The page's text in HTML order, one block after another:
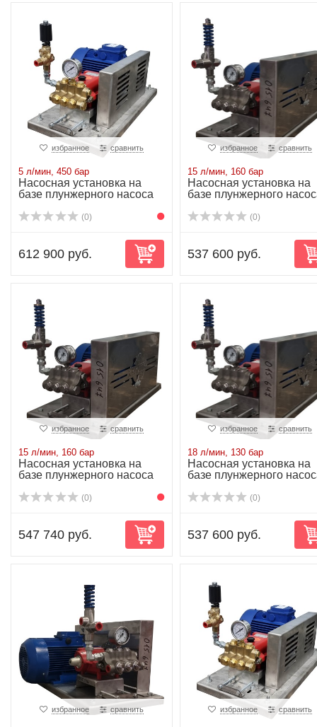
избранное сравнить
5 л/мин, 450 бар
Насосная установка на
базе плунжерного насоса
(0)
612 900 руб.
избранное сравнить
15 л/мин, 160 бар
Насосная установка на
базе плунжерного
(0)
537 600 руб.
избранное сравнить
15 л/мин, 160 бар
Насосная установка на
базе плунжерного насоса
(0)
547 740 руб.
избранное сравнить
18 л/мин, 130 бар
Насосная установка на
базе плунжерного
(0)
537 600 руб.
избранное сравнить избранное сравнить